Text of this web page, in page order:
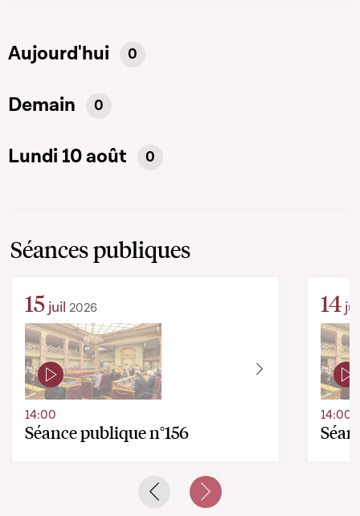
Aujourd'hui 0
Demain 0
Lundi 10 août 0
Séances publiques
15 juil 2026
Séance publique n°156
14:00
14
14:00
Previous slideNext slide